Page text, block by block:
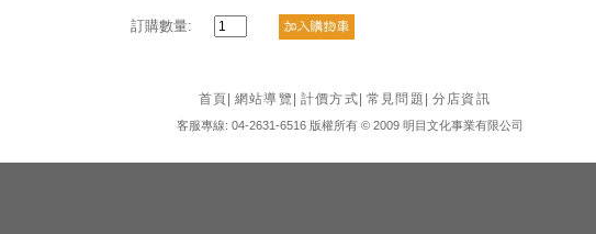
訂購數量:
首頁 網站導覽 計價方式 常見問題 分店資訊
客服專線: 04-2631-6516 版權所有 © 2009 明目文化事業有限公司